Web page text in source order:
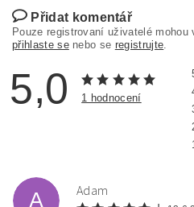
Přidat komentář
Pouze registrovaní uživatelé
přihlaste senebo se registrujte
5,0 1 hodnocení
1
A Adam